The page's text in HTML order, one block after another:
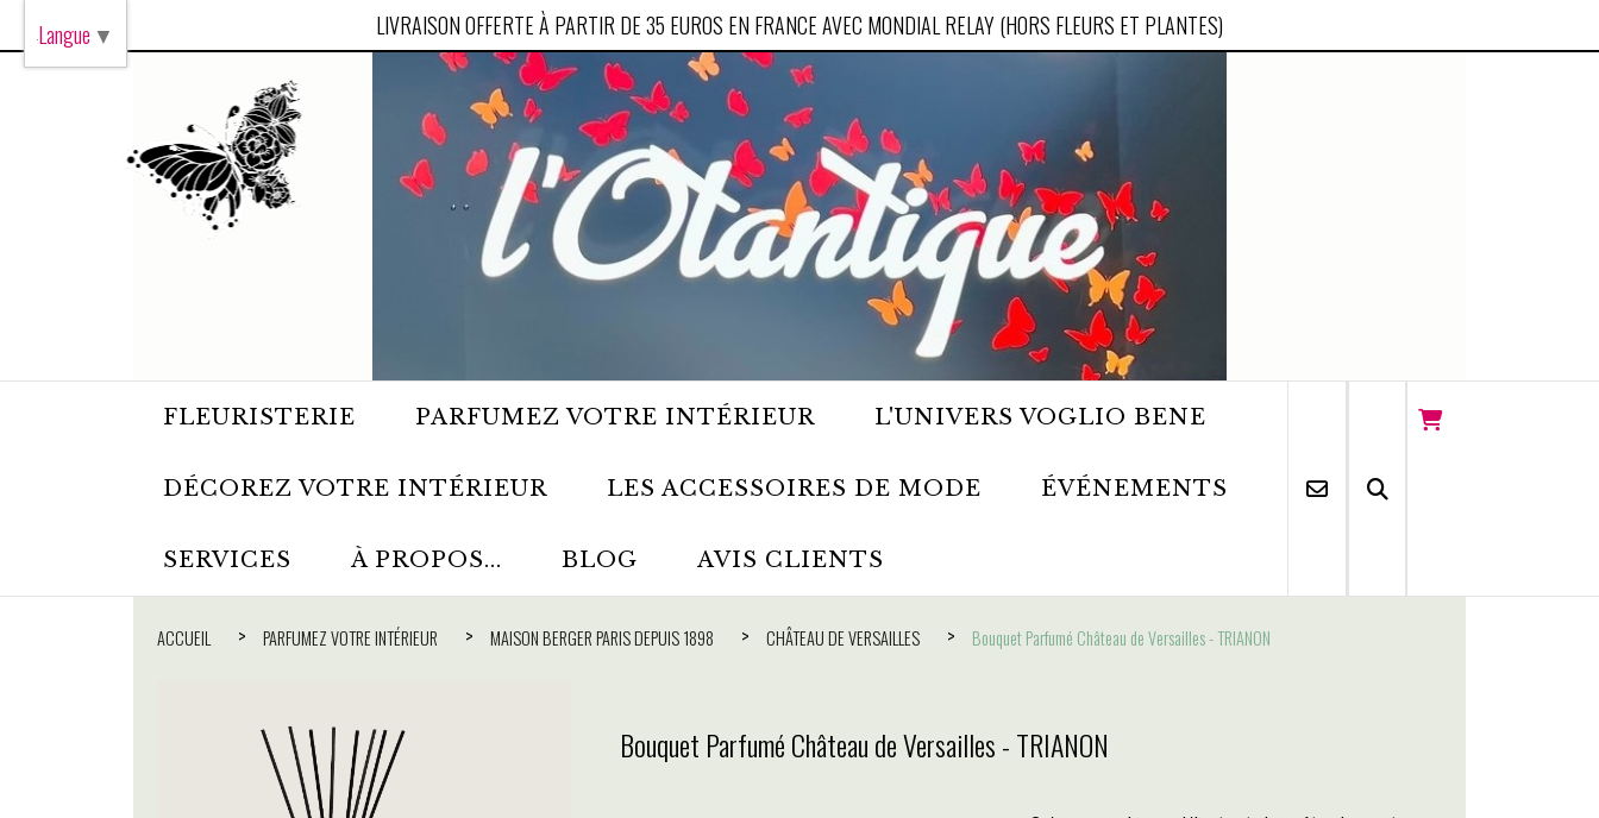
LIVRAISON OFFERTE À PARTIR DE 35 EUROS EN FRANCE AVEC MONDIAL RELAY (HORS FLEURS ET PLANTES)
FLEURISTERIE PARFUMEZ VOTRE INTÉRIEUR L'UNIVERS VOGLIO BENE
DÉCOREZ VOTRE INTÉRIEUR LES ACCESSOIRES DE MODE ÉVÉNEMENTS
SERVICES À PROPOS... BLOG AVIS CLIENTS
ACCUEIL PARFUMEZ VOTRE INTÉRIEUR MAISON BERGER PARIS DEPUIS 1898 CHÂTEAU DE VERSAILLES Bouquet Parfumé Château de Versailles - TRIANON
Bouquet Parfumé Château de Versailles - TRIANON
Langue ▼